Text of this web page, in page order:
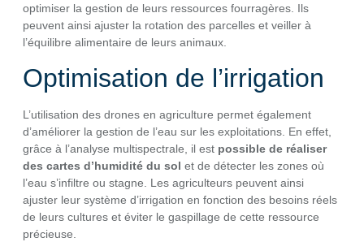
optimiser la gestion de leurs ressources fourragères. Ils
peuvent ainsi ajuster la rotation des parcelles et veiller à
l’équilibre alimentaire de leurs animaux.
Optimisation de l’irrigation
L’utilisation des drones en agriculture permet également
d’améliorer la gestion de l’eau sur les exploitations. En effet,
grâce à l’analyse multispectrale, il est possible de réaliser
des cartes d’humidité du sol et de détecter les zones où
l’eau s’infiltre ou stagne. Les agriculteurs peuvent ainsi
ajuster leur système d’irrigation en fonction des besoins réels
de leurs cultures et éviter le gaspillage de cette ressource
précieuse.